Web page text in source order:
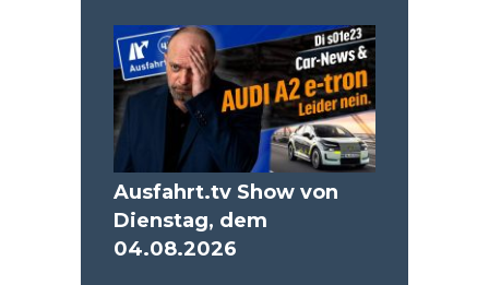
Ausfahrt.tv Show von
Dienstag, dem
04.08.2026